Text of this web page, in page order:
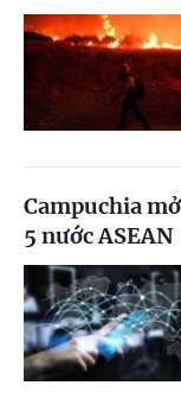
Campuchia
5 nước ASEAN